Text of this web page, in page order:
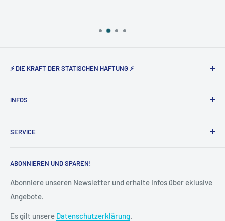
⚡ DIE KRAFT DER STATISCHEN HAFTUNG ⚡
Vertrieb der elektrostatisch haftenden Produkte von Tesla
INFOS
Impressum
Datenschutz
Cookie-Einstellungen
SERVICE
Vertrag widerrufen
Versand & Lieferung
Kontakt
FAQ
ABONNIEREN UND SPAREN!
Abonniere unseren Newsletter und erhalte Infos über eklusive
Angebote.
Es gilt unsere Datenschutzerklärung.